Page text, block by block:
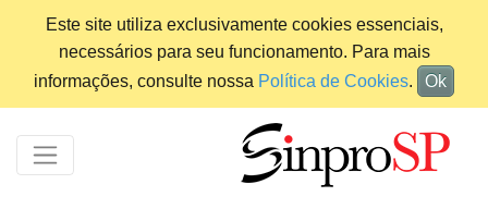
Este site utiliza exclusivamente cookies essenciais,
necessários para seu funcionamento. Para mais
informações, consulte nossa Política de Cookies. Ok